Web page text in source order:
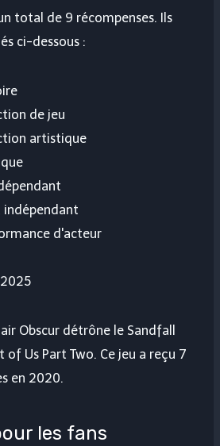
total de 9 récompenses. Ils
ci-dessous :
de jeu
artistique
d'acteur
Obscur détrône le Sandfall
of Us Part Two. Ce jeu a reçu 7
en 2020.
les fans